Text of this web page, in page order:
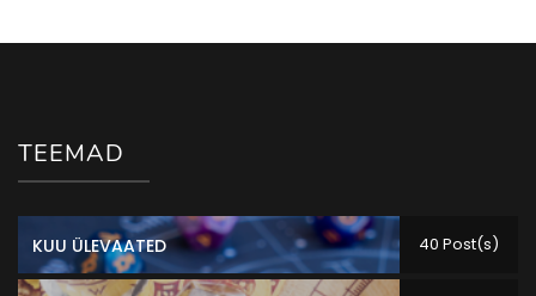
TEEMAD
KUU ÜLEVAATED 40 Post(s)